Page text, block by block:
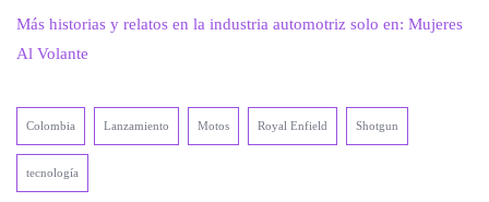
Más historias y relatos en la industria automotriz solo en: Mujeres
Al Volante
Colombia Lanzamiento Motos Royal Enfield Shotgun
tecnología